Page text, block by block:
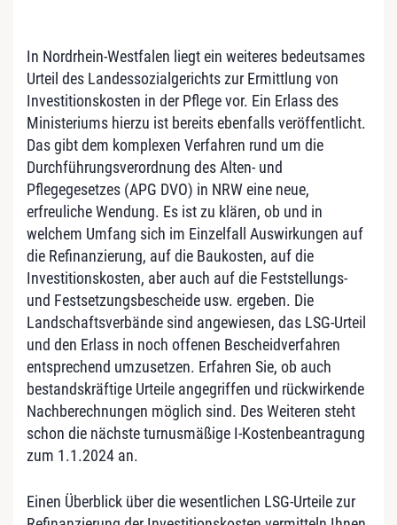
In Nordrhein-Westfalen liegt ein weiteres bedeutsames
Urteil des Landessozialgerichts zur Ermittlung von
Investitionskosten in der Pflege vor. Ein Erlass des
Ministeriums hierzu ist bereits ebenfalls veröffentlicht.
Das gibt dem komplexen Verfahren rund um die
Durchführungsverordnung des Alten- und
Pflegegesetzes (APG DVO) in NRW eine neue,
erfreuliche Wendung. Es ist zu klären, ob und in
welchem Umfang sich im Einzelfall Auswirkungen auf
die Refinanzierung, auf die Baukosten, auf die
Investitionskosten, aber auch auf die Feststellungs-
und Festsetzungsbescheide usw. ergeben. Die
Landschaftsverbände sind angewiesen, das LSG-Urteil
und den Erlass in noch offenen Bescheidverfahren
entsprechend umzusetzen. Erfahren Sie, ob auch
bestandskräftige Urteile angegriffen und rückwirkende
Nachberechnungen möglich sind. Des Weiteren steht
schon die nächste turnusmäßige I-Kostenbeantragung
zum 1.1.2024 an.
Einen Überblick über die wesentlichen LSG-Urteile zur